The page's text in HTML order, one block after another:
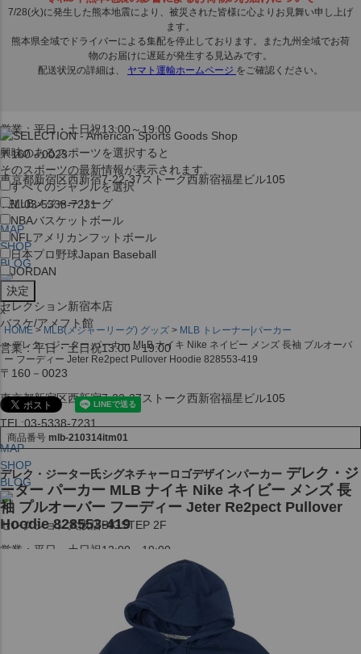
営業：平日・土日祝13:00～19:00
〒160－0023
東京都新宿区西新宿7-22-37ストーク西新宿福星ビル105
TEL:03-5338-7231
MAP
SHOP
BLOG
セレクション新宿本店
バスケ/アメフト館
営業：平日・土日祝13:00～19:00
〒160－0023
東京都新宿区西新宿7-22-37ストーク西新宿福星ビル105
TEL:03-5338-7231
MAP
SHOP
BLOG
セレクション大阪店BIGSTEP 2F
営業：平日・土日祝12:00～19:00
大阪府大阪市中央区西心斎橋1丁目6番14号
在庫品は 1-3営業日内で発送!! ※お取寄せ商品は対象外
興味のあるスポーツを選択すると
そのスポーツの最新情報が表示されます。
すべてのジャンルを選択
MLBメジャーリーグ
NBAバスケットボール
NFL アメリカンフットボール
日本プロ野球Japan Baseball
JORDAN
x
HOME MLB(メジャーリーグ) グッズ
MLB トレーナー|パーカー
デレク・ジーター パーカー MLB ナイキ Nike ネイビー メンズ 長袖 プルオーバ
ー フーディー Jeter Re2pect Pullover Hoodie 828553-419
商品番号 mlb-210314itm01
デレク・ジーター氏シグネチャーロゴデザインパーカー デレク・ジ
ーター パーカー MLB ナイキ Nike ネイビー メンズ 長
袖 プルオーバー フーディー Jeter Re2pect Pullover
Hoodie 828553-419